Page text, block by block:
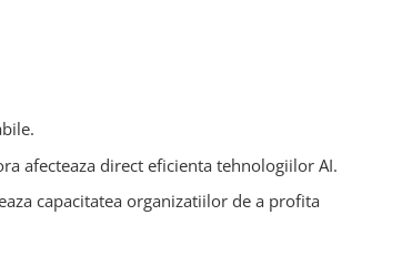
afecteaza direct eficienta tehnologiilor AI.
capacitatea organizatiilor de a profita